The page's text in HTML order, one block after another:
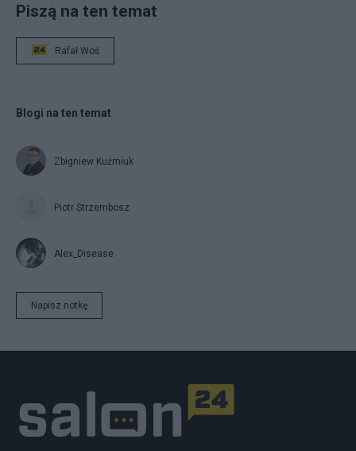
Piszą na ten temat
Rafał Woś
Blogi na ten temat
Zbigniew Kuźmiuk
Piotr Strzembosz
Alex_Disease
Napisz notkę